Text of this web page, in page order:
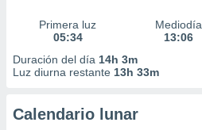
Primera luz
05:34
Mediodía
13:06
Duración del día 14h 3m
Luz diurna restante 13h 33m
Calendario lunar